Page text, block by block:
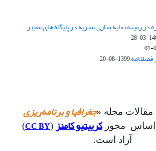
در زمینه نمایه سازی نشریه در پایگاه های معتبر
فصلنامه1399-08-20
مجله «جغرافیا و برنامه‌ریزی
اساس مجوزکرییتیو کامنز (
CC BY
)
آزاد است.